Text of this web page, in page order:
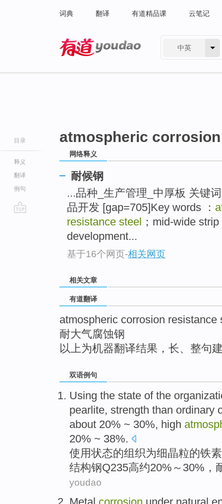
词典 翻译 有道精品课 云笔记
中英
目录
释义
翻译
例句
atmospheric
网络释义
耐候钢
...品种_生产管理_中厚板 关键
品开发 [gap=705]Key words ：
resistance steel ；mid-wide
development...
基于16个网页-相关网页
相关文章
有道翻译
atmospheric corrosion resistance
耐大气腐蚀钢
以上为机器翻译结果，长、整句
双语例句
Using the state ofthe
pearlite, strength than ordinary
about 20% ~ 30%, high
20% ~ 38%.
使用状态的组织为细晶粒的铁
结构钢Q235高约20%～30%，
youdao